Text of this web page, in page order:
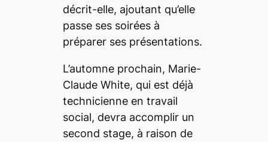
décrit-elle, ajoutant qu’elle
passe ses soirées à
préparer ses présentations.
L’automne prochain, Marie-
Claude White, qui est déjà
technicienne en travail
social, devra accomplir un
second stage, à raison de